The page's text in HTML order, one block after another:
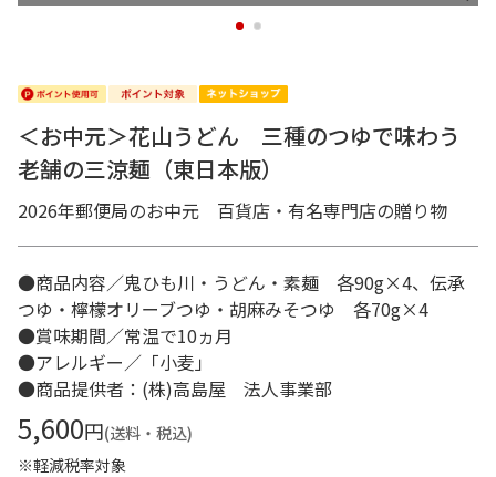
1 2
＜お中元＞花山うどん 三種のつゆで味わう
老舗の三涼麺（東日本版）
2026年郵便局のお中元 百貨店・有名専門店の贈り物
●商品内容／鬼ひも川・うどん・素麺 各90g×4、伝承
つゆ・檸檬オリーブつゆ・胡麻みそつゆ 各70g×4
●賞味期間／常温で10ヵ月
●アレルギー／「小麦」
●商品提供者：(株)高島屋 法人事業部
5,600円(送料・税込)
※軽減税率対象